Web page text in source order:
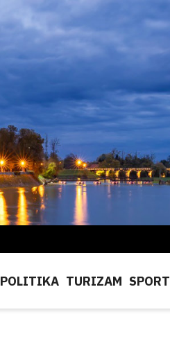
POLITIKA TURIZAM SPORT